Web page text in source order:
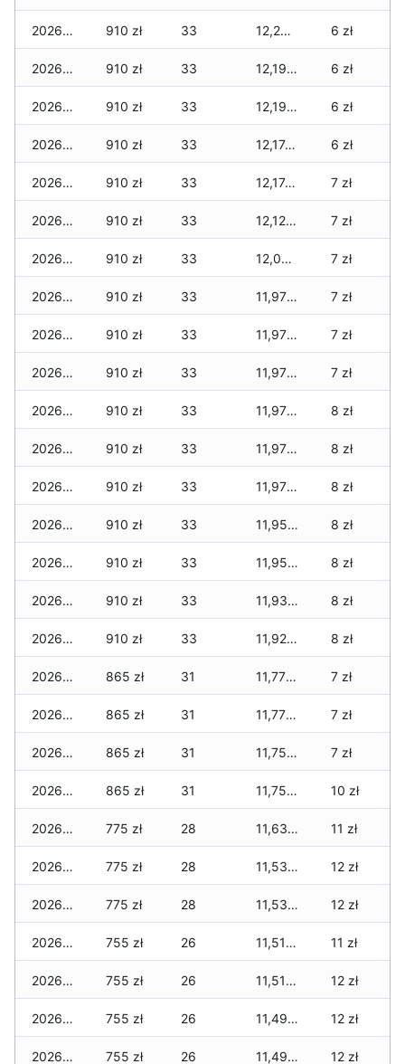
2026-04-17 910 zł 33 12,294 zł 6 zł
2026-04-16 910 zł 33 12,194 zł 6 zł
2026-04-15 910 zł 33 12,194 zł 6 zł
2026-04-14 910 zł 33 12,174 zł 6 zł
2026-04-13 910 zł 33 12,174 zł 7 zł
2026-04-12 910 zł 33 12,129 zł 7 zł
2026-04-11 910 zł 33 12,029 zł 7 zł
2026-04-10 910 zł 33 11,979 zł 7 zł
2026-04-09 910 zł 33 11,979 zł 7 zł
2026-04-08 910 zł 33 11,979 zł 7 zł
2026-04-07 910 zł 33 11,979 zł 8 zł
2026-04-06 910 zł 33 11,979 zł 8 zł
2026-04-05 910 zł 33 11,979 zł 8 zł
2026-04-04 910 zł 33 11,959 zł 8 zł
2026-04-03 910 zł 33 11,959 zł 8 zł
2026-04-02 910 zł 33 11,934 zł 8 zł
2026-04-01 910 zł 33 11,924 zł 8 zł
2026-03-31 865 zł 31 11,779 zł 7 zł
2026-03-30 865 zł 31 11,779 zł 7 zł
2026-03-29 865 zł 31 11,754 zł 7 zł
2026-03-28 865 zł 31 11,754 zł 10 zł
2026-03-27 775 zł 28 11,639 zł 11 zł
2026-03-26 775 zł 28 11,539 zł 12 zł
2026-03-25 775 zł 28 11,539 zł 12 zł
2026-03-24 755 zł 26 11,519 zł 11 zł
2026-03-23 755 zł 26 11,519 zł 12 zł
2026-03-22 755 zł 26 11,499 zł 12 zł
2026-03-21 755 zł 26 11,499 zł 12 zł